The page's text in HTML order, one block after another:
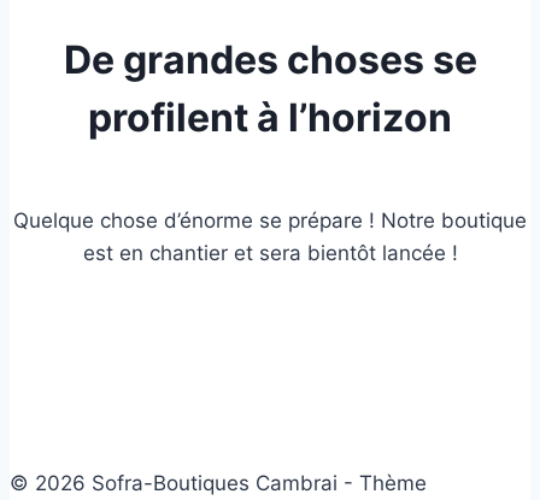
De grandes choses se
profilent à l’horizon
Quelque chose d’énorme se prépare ! Notre boutique
est en chantier et sera bientôt lancée !
© 2026 Sofra-Boutiques Cambrai - Thème